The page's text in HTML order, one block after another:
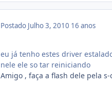
Postado Julho 3, 2010 16 anos
eu já tenho estes driver
nele ele so tar reiniciando
Amigo , faça a flash dele pela